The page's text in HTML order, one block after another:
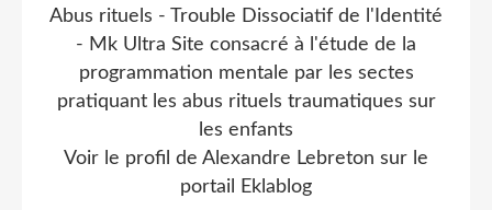
Abus rituels - Trouble Dissociatif de l'Identité
- Mk Ultra Site consacré à l'étude de la
programmation mentale par les sectes
pratiquant les abus rituels traumatiques sur
les enfants
Voir le profil de Alexandre Lebreton sur le
portail Eklablog